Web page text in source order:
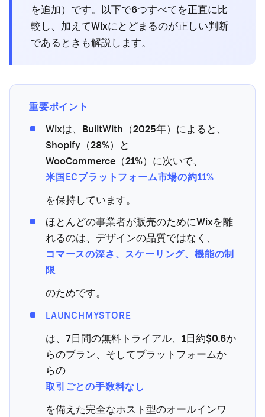
を追加）です。以下で6つすべてを正直に比
較し、加えてWixにとどまるのが正しい判断
であるときも解説します。
重要ポイント
Wixは、BuiltWith（2025年）によると、
Shopify（28%）と
WooCommerce（21%）に次いで、
米国ECプラットフォーム市場の約11%
を保持しています。
ほとんどの事業者が販売のためにWixを離
れるのは、デザインの品質ではなく、
コマースの深さ、スケーリング、機能の制
限
のためです。
LAUNCHMYSTORE
は、7日間の無料トライアル、1日約$0.6か
らのプラン、そしてプラットフォームか
らの
取引ごとの手数料なし
を備えた完全なホスト型のオールインワ